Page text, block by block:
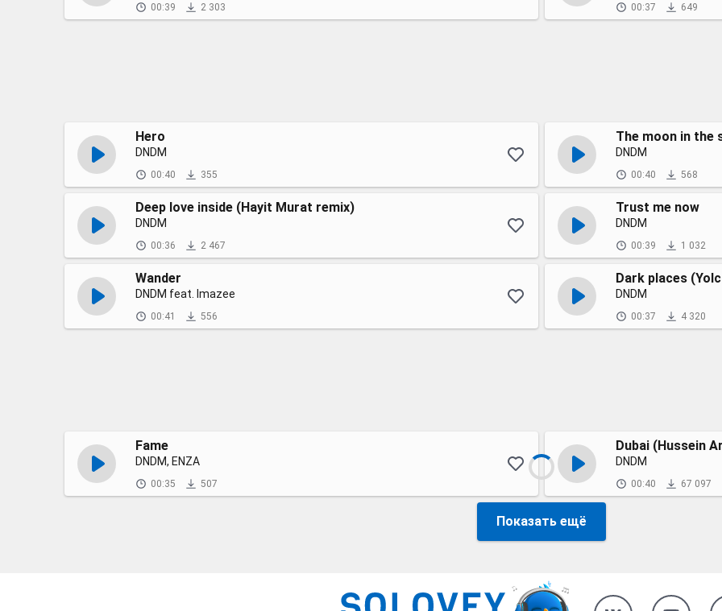
00:39 2 303 00:37 649
Hero
DNDM
00:40 355
The moon in the
DNDM
00:40 568
Deep love inside (Hayit Murat remix)
DNDM
00:36 2 467
Trust me now
DNDM
00:39 1 032
Wander
DNDM feat. Imazee
00:41 556
Dark places
DNDM
00:37 4 320
Fame
DNDM, ENZA
00:35 507
Dubai (Hussein
DNDM
00:40 67 097
Показать ещё